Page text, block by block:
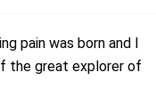
pain was born and I
the great explorer of